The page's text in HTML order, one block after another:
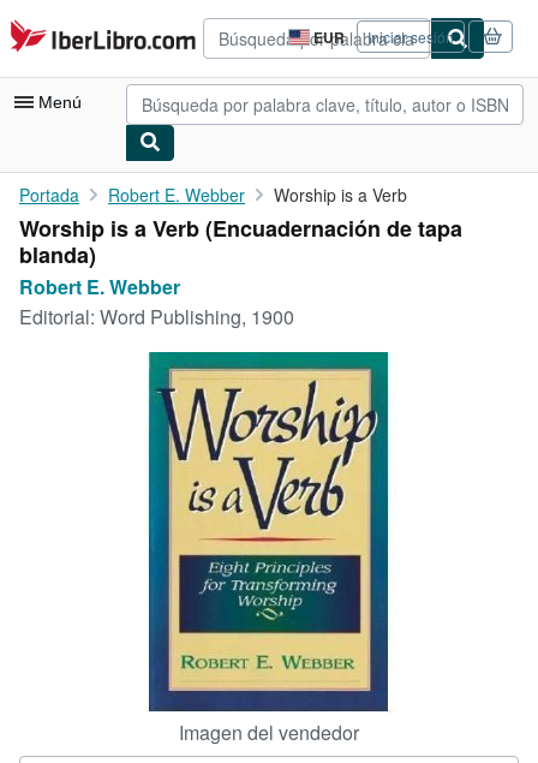
Pasar al contenido principal
IberLibro.com EUR
Preferencias
de
compra
del
Iniciar sesión
Menú
Mi cuenta
Consultar mis pedidos
Búsqueda avanzada
Colecciones
Arte y coleccionismo
CERRAR
Portada Robert E. Webber Worship is a Verb
Worship is a Verb (Encuadernación de tapa
blanda)
Robert E. Webber
Editorial: Word Publishing, 1900
Imagen del vendedor